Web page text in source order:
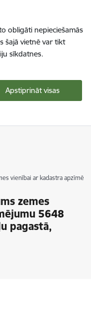
obligāti nepieciešamās
šajā vietnē var tikt
sīkdatnes.
Apstiprināt visas
vienībai ar kadastra
zemes
5648
pagastā,